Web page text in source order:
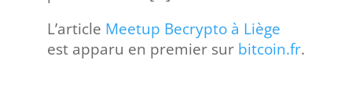
L’article Meetup Becrypto à Liège
est apparu en premier sur bitcoin.fr.